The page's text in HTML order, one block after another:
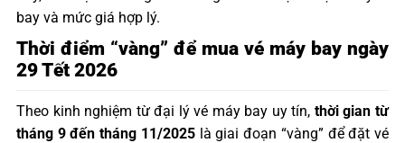
bay và mức giá hợp lý.
Thời điểm “vàng” để mua vé máy bay ngày
29 Tết 2026
Theo kinh nghiệm từ đại lý vé máy bay uy tín, thời gian từ
tháng 9 đến tháng 11/2025là giai đoạn “vàng” để đặt vé